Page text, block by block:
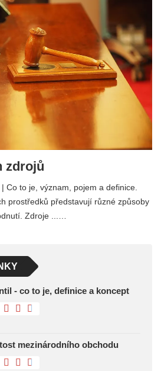
zdrojů
Co to je, význam, pojem a definice.
prostředků představují různé způsoby
Zdroje ...…
- co to je, definice a koncept
mezinárodního obchodu